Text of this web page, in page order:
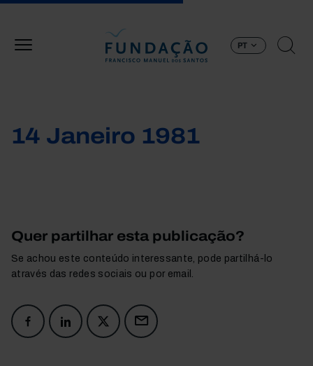
PT
14 Janeiro 1981
Quer partilhar esta publicação?
Se achou este conteúdo interessante, pode partilhá-lo
através das redes sociais ou por email.